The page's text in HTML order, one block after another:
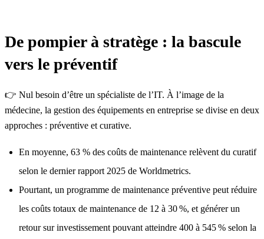
De pompier à stratège : la bascule
vers le préventif
👉 Nul besoin d’être un spécialiste de l’IT. À l’image de la
médecine, la gestion des équipements en entreprise se divise en deux
approches : préventive et curative.
En moyenne, 63 % des coûts de maintenance relèvent du curatif
selon le dernier rapport 2025 de Worldmetrics.
Pourtant, un programme de maintenance préventive peut réduire
les coûts totaux de maintenance de 12 à 30 %, et générer un
retour sur investissement pouvant atteindre 400 à 545 % selon la